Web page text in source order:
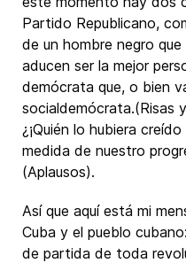
Partido Republicano,
de un hombre negro
aducen ser la mejor
demócrata que, o bien
socialdemócrata.(Risas
¿¡Quién lo hubiera
medida de nuestro
(Aplausos).
Así que aquí está mi
Cuba y el pueblo
de partida de toda